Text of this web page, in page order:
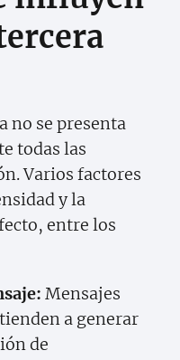
no se presenta
todas las
Varios factores
y la
entre los
Mensajes
a generar
de